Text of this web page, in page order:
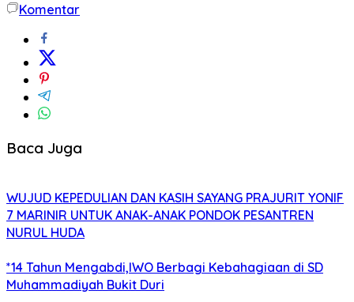
Komentar
Baca Juga
WUJUD KEPEDULIAN DAN KASIH SAYANG PRAJURIT YONIF
7 MARINIR UNTUK ANAK-ANAK PONDOK PESANTREN
NURUL HUDA
*14 Tahun Mengabdi,IWO Berbagi Kebahagiaan di SD
Muhammadiyah Bukit Duri